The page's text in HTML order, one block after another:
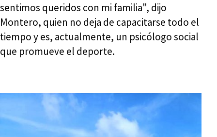
sentimos queridos con mi familia", dijo
Montero, quien no deja de capacitarse todo el
tiempo y es, actualmente, un psicólogo social
que promueve el deporte.